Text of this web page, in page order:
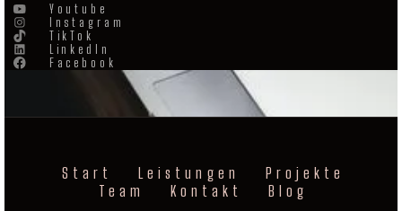
Youtube
Instagram
TikTok
LinkedIn
Facebook
Start Leistungen
Projekte
Team
Kontakt Blog